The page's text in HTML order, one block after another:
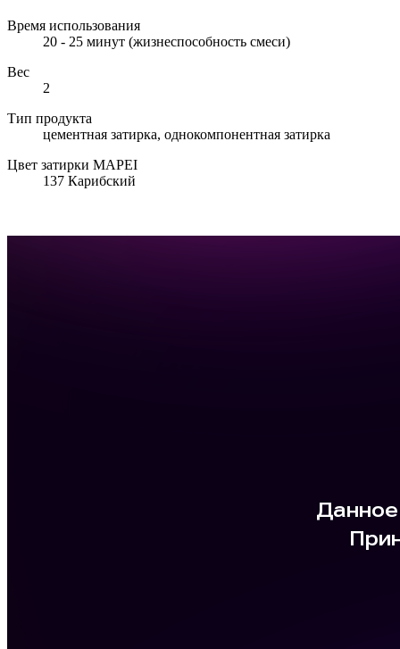
Время использования
20 - 25 минут (жизнеспособность смеси)
Вес
2
Тип продукта
цементная затирка, однокомпонентная затирка
Цвет затирки MAPEI
137 Карибский